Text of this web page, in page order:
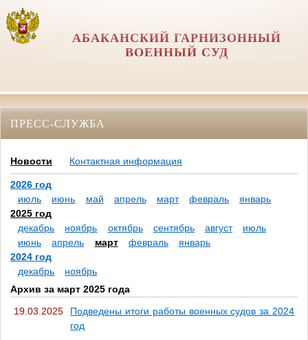
АБАКАНСКИЙ ГАРНИЗОННЫЙ
ВОЕННЫЙ СУД
ПРЕСС-СЛУЖБА
Новости Контактная информация
2026 год
июль
июнь май апрель март февраль
январь
2025 год
декабрь
ноябрь октябрь сентябрь август
июль
июнь
апрель март февраль
январь
2024 год
декабрь
ноябрь
Архив за март 2025 года
19.03.2025
Подведены итоги работы военных судов за 2024
год